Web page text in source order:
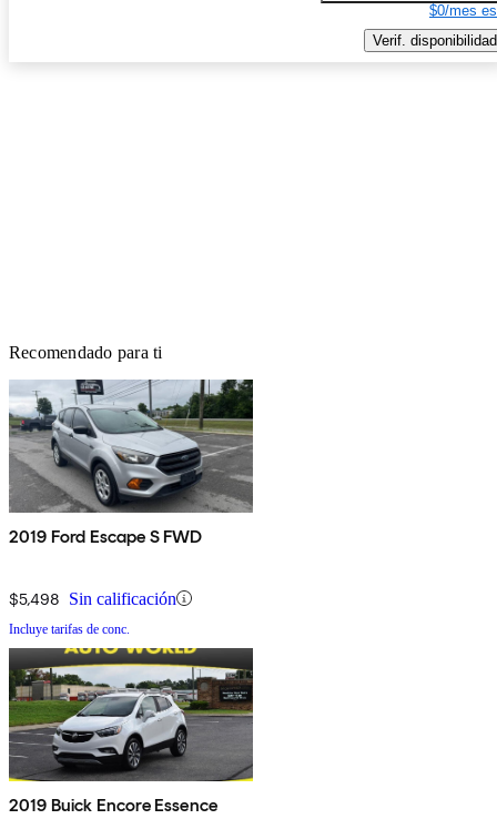
$0/mes
Verif. disponibilidad
Recomendado para ti
2019 Ford Escape S FWD
$5,498 Sin calificación
Incluye tarifas de conc.
2019 Buick Encore Essence